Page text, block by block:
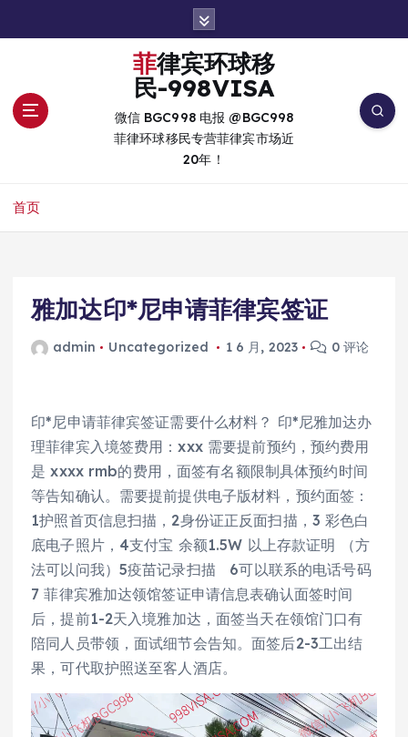
菲律宾环球移
民-998VISA
微信 BGC998 电报 @BGC998
菲律环球移民专营菲律宾市场近
20年！
首页
雅加达印*尼申请菲律宾签证
admin Uncategorized 1 6 月, 2023 0 评论
印*尼申请菲律宾签证需要什么材料？ 印*尼雅加达办
理菲律宾入境签费用：xxx 需要提前预约，预约费用
是 xxxx rmb的费用，面签有名额限制具体预约时间
等告知确认。需要提前提供电子版材料，预约面签：
1护照首页信息扫描，2身份证正反面扫描，3 彩色白
底电子照片，4支付宝 余额1.5W 以上存款证明 （方
法可以问我）5疫苗记录扫描 6可以联系的电话号码
7 菲律宾雅加达领馆签证申请信息表确认面签时间
后，提前1-2天入境雅加达，面签当天在领馆门口有
陪同人员带领，面试细节会告知。面签后2-3工出结
果，可代取护照送至客人酒店。